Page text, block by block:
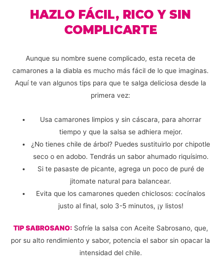
HAZLO FÁCIL, RICO Y SIN
COMPLICARTE
Aunque su nombre suene complicado, esta receta de
camarones a la diabla es mucho más fácil de lo que imaginas.
Aquí te van algunos tips para que te salga deliciosa desde la
primera vez:
Usa camarones limpios y sin cáscara, para ahorrar
tiempo y que la salsa se adhiera mejor.
¿No tienes chile de árbol? Puedes sustituirlo por chipotle
seco o en adobo. Tendrás un sabor ahumado riquísimo.
Si te pasaste de picante, agrega un poco de puré de
jitomate natural para balancear.
Evita que los camarones queden chiclosos: cocínalos
justo al final, solo 3-5 minutos, ¡y listos!
TIP SABROSANO:Sofríe la salsa con Aceite Sabrosano, que,
por su alto rendimiento y sabor, potencia el sabor sin opacar la
intensidad del chile.